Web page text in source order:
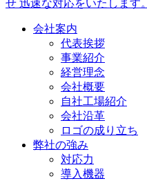
せ 迅速な対応をいたします。
会社案内
代表挨拶
事業紹介
経営理念
会社概要
自社工場紹介
会社沿革
ロゴの成り立ち
弊社の強み
対応力
導入機器